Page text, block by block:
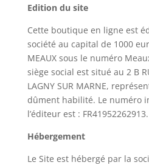
Edition du site
Cette boutique en ligne est
société au capital de 1000
MEAUX sous le numéro
siège social est situé au 2 B
LAGNY SUR MARNE,
dûment habilité. Le numéro
l’éditeur est : FR41952262913.
Hébergement
Le Site est hébergé par la